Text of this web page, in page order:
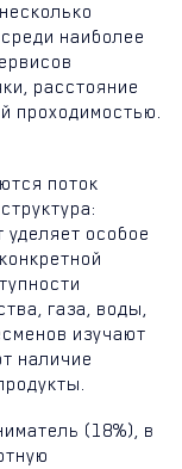
наиболее
расстояние
проходимостью.
поток
особое
газа, воды,
изучают
наличие
(18%), в